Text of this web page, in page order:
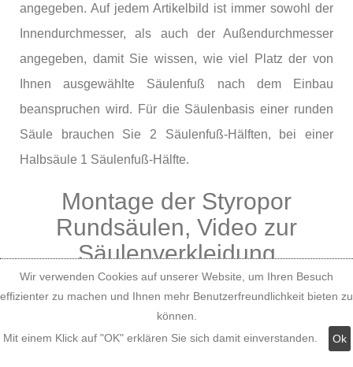
angegeben. Auf jedem Artikelbild ist immer sowohl der
Innendurchmesser, als auch der Außendurchmesser
angegeben, damit Sie wissen, wie viel Platz der von
Ihnen ausgewählte Säulenfuß nach dem Einbau
beanspruchen wird. Für die Säulenbasis einer runden
Säule brauchen Sie 2 Säulenfuß-Hälften, bei einer
Halbsäule 1 Säulenfuß-Hälfte.
Montage der Styropor
Rundsäulen, Video zur
Säulenverkleidung
Wir verwenden Cookies auf unserer Website, um Ihren Besuch
effizienter zu machen und Ihnen mehr Benutzerfreundlichkeit bieten zu
können.
Mit einem Klick auf "OK" erklären Sie sich damit einverstanden.
Ok